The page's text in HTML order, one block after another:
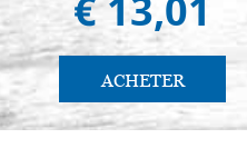
€ 13,01
ACHETER